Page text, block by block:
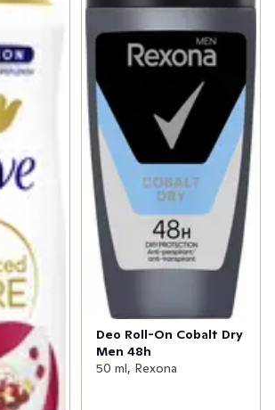
Deo Roll-On Cobalt Dry
Men 48h
50 ml, Rexona